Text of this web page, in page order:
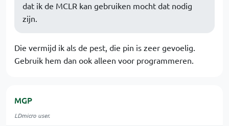
dat ik de MCLR kan gebruiken mocht dat nodig
zijn.
Die vermijd ik als de pest, die pin is zeer gevoelig.
Gebruik hem dan ook alleen voor programmeren.
MGP
LDmicro user.